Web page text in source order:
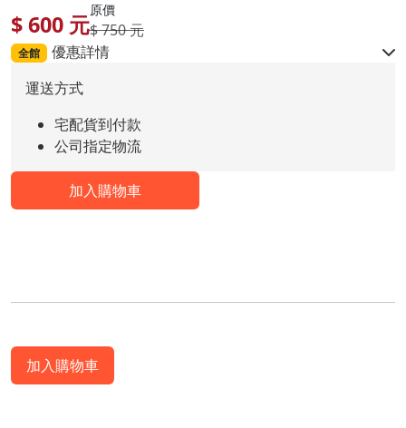
$600 元
原價
$ 750 元
全館
優惠詳情
運送方式
宅配貨到付款
公司指定物流
加入購物車
加入購物車